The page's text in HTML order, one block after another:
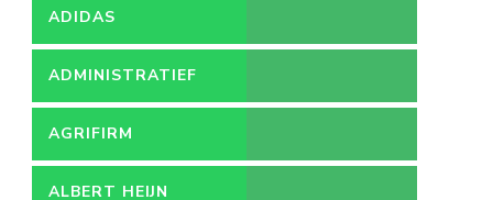
ADIDAS
ADMINISTRATIEF
MEDEWERKER
AGRIFIRM
ALBERT HEIJN